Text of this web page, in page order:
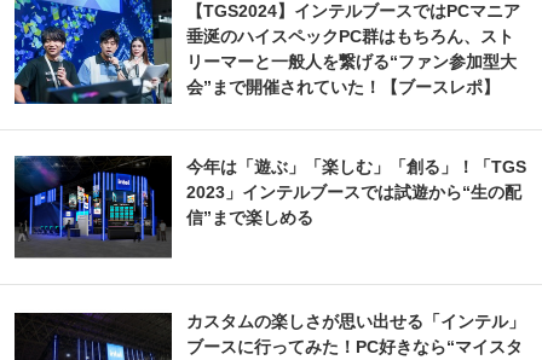
【TGS2024】インテルブースではPCマニア
垂涎のハイスペックPC群はもちろん、スト
リーマーと一般人を繋げる“ファン参加型大
会”まで開催されていた！【ブースレポ】
今年は「遊ぶ」「楽しむ」「創る」！「TGS
2023」インテルブースでは試遊から“生の配
信”まで楽しめる
カスタムの楽しさが思い出せる「インテル」
ブースに行ってみた！PC好きなら“マイスタ